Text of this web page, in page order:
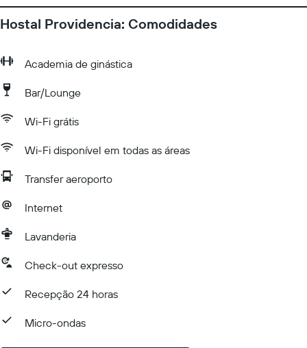
Hostal Providencia: Comodidades
Academia de ginástica
Bar/Lounge
Wi-Fi grátis
Wi-Fi disponível em todas as áreas
Transfer aeroporto
Internet
Lavanderia
Check-out expresso
Recepção 24 horas
Micro-ondas